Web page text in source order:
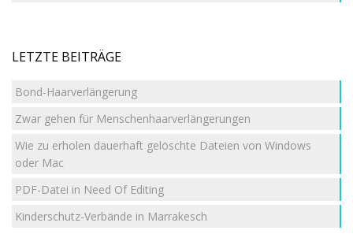
LETZTE BEITRÄGE
Bond-Haarverlängerung
Zwar gehen für Menschenhaarverlängerungen
Wie zu erholen dauerhaft gelöschte Dateien von Windows
oder Mac
PDF-Datei in Need Of Editing
Kinderschutz-Verbände in Marrakesch